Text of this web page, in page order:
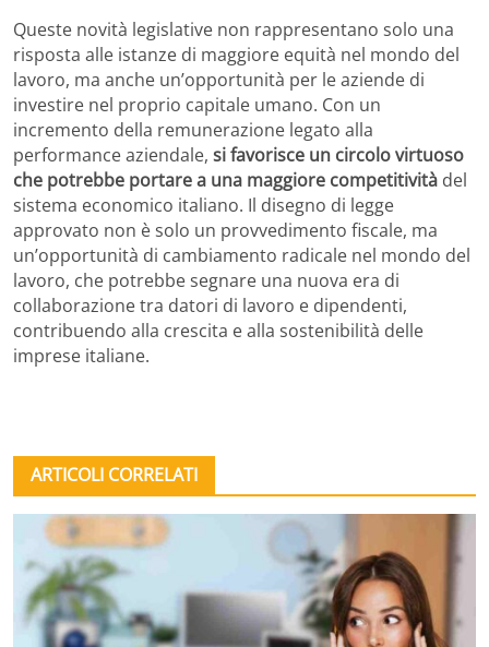
Queste novità legislative non rappresentano solo una
risposta alle istanze di maggiore equità nel mondo del
lavoro, ma anche un’opportunità per le aziende di
investire nel proprio capitale umano. Con un
incremento della remunerazione legato alla
performance aziendale, si favorisce un circolo virtuoso
che potrebbe portare a una maggiore competitività del
sistema economico italiano. Il disegno di legge
approvato non è solo un provvedimento fiscale, ma
un’opportunità di cambiamento radicale nel mondo del
lavoro, che potrebbe segnare una nuova era di
collaborazione tra datori di lavoro e dipendenti,
contribuendo alla crescita e alla sostenibilità delle
imprese italiane.
ARTICOLI CORRELATI